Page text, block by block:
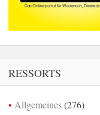
RESSORTS
Allgemeines(276)